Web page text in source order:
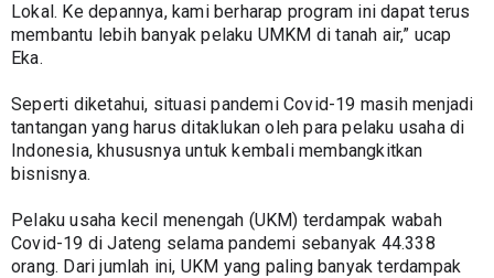
Lokal. Ke depannya, kami berharap program ini dapat terus
membantu lebih banyak pelaku UMKM di tanah air,” ucap
Eka.
Seperti diketahui, situasi pandemi Covid-19 masih menjadi
tantangan yang harus ditaklukan oleh para pelaku usaha di
Indonesia, khususnya untuk kembali membangkitkan
bisnisnya.
Pelaku usaha kecil menengah (UKM) terdampak wabah
Covid-19 di Jateng selama pandemi sebanyak 44.338
orang. Dari jumlah ini, UKM yang paling banyak terdampak